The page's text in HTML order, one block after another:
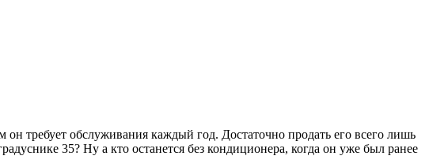
он требует обслуживания каждый год. Достаточно продать его всего лишь
35? Ну а кто останется без кондиционера, когда он уже был ранее